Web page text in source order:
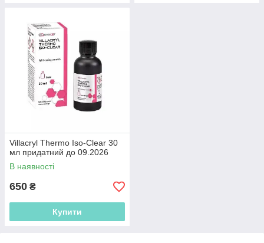
Villacryl Thermo Iso-Clear 30
мл придатний до 09.2026
В наявності
650 ₴
Купити